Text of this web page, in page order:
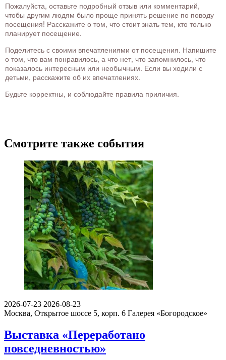
Пожалуйста, оставьте подробный отзыв или комментарий,
чтобы другим людям было проще принять решение по поводу
посещения! Расскажите о том, что стоит знать тем, кто только
планирует посещение.
Поделитесь с своими впечатлениями от посещения. Напишите
о том, что вам понравилось, а что нет, что запомнилось, что
показалось интересным или необычным. Если вы ходили с
детьми, расскажите об их впечатлениях.
Будьте корректны, и соблюдайте правила приличия.
Смотрите также события
2026-07-23 2026-08-23
Москва, Открытое шоссе 5, корп. 6 Галерея «Богородское»
Выставка «Переработано
повседневностью»